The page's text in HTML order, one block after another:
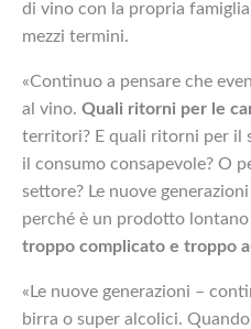
di vino con la propria
mezzi termini.
«Continuo a pensare che
al vino. Quali ritorni per le
territori? E quali ritorni per il
il consumo consapevole? O
settore? Le nuove
perché è un prodotto
troppo complicato e troppo
«Le nuove generazioni –
birra o super alcolici.